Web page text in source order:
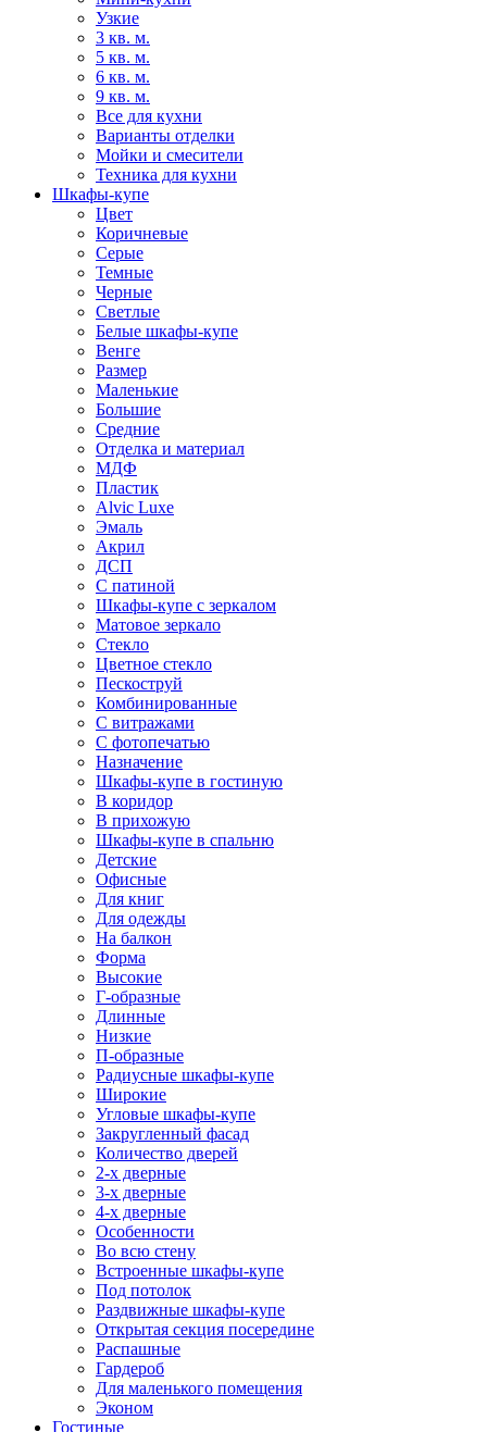
Узкие
3 кв. м.
5 кв. м.
6 кв. м.
9 кв. м.
Все для кухни
Варианты отделки
Мойки и смесители
Техника для кухни
Шкафы-купе
Цвет
Коричневые
Серые
Темные
Черные
Светлые
Белые шкафы-купе
Венге
Размер
Маленькие
Большие
Средние
Отделка и материал
МДФ
Пластик
Alvic Luxe
Эмаль
Акрил
ДСП
С патиной
Шкафы-купе с зеркалом
Матовое зеркало
Стекло
Цветное стекло
Пескоструй
Комбинированные
С витражами
С фотопечатью
Назначение
Шкафы-купе в гостиную
В коридор
В прихожую
Шкафы-купе в спальню
Детские
Офисные
Для книг
Для одежды
На балкон
Форма
Высокие
Г-образные
Длинные
Низкие
П-образные
Радиусные шкафы-купе
Широкие
Угловые шкафы-купе
Закругленный фасад
Количество дверей
2-х дверные
3-х дверные
4-х дверные
Особенности
Во всю стену
Встроенные шкафы-купе
Под потолок
Раздвижные шкафы-купе
Открытая секция посередине
Распашные
Гардероб
Для маленького помещения
Эконом
Гостиные